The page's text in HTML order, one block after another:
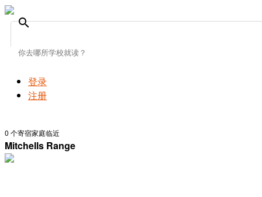
search
登录
注册
0 个寄宿家庭临近
Mitchells Range